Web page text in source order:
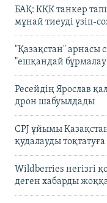
БАҚ: КҚК танкер
мұнай тиеуді үзіп-
"Қазақстан" арнасы
"ешқандай
Ресейдің Ярослав
дрон шабуылдады
CPJ ұйымы
қудалауды тоқтатуға
Wildberries негізгі
деген хабарды